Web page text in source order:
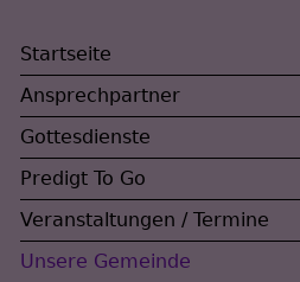
Startseite
Ansprechpartner
Gottesdienste
Predigt To Go
Veranstaltungen / Termine
Unsere Gemeinde